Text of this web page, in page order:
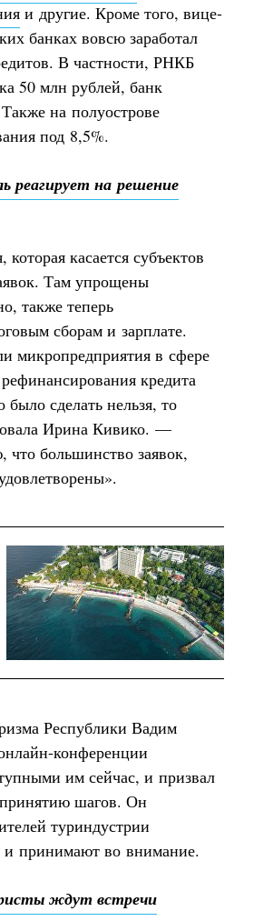
и другие. Кроме того, вице-
банках вовсю заработал
В частности, РНКБ
50 млн рублей, банк
на полуострове
под 8,5%.
реагирует на решение
касается субъектов
Там упрощены
также теперь
сборам и зарплате.
микропредприятия в сфере
кредита
сделать нельзя, то
Ирина Кивико. —
большинство заявок,
Республики Вадим
конференции
им сейчас, и призвал
шагов. Он
туриндустрии
и принимают во внимание.
ждут встречи